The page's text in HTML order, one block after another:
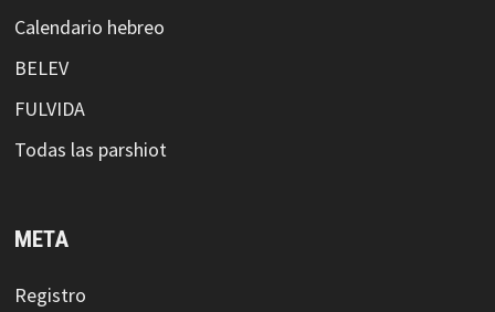
Calendario hebreo
BELEV
FULVIDA
Todas las parshiot
META
Registro